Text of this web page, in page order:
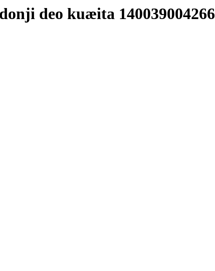
deo kuæita 140039004266